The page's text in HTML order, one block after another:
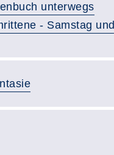
unterwegs
- Samstag und